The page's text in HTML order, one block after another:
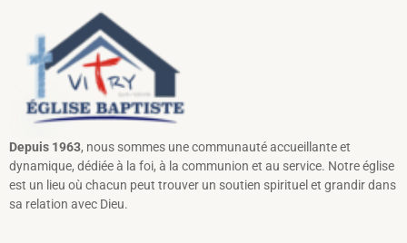
Depuis 1963, nous sommes une communauté accueillante et
dynamique, dédiée à la foi, à la communion et au service. Notre église
est un lieu où chacun peut trouver un soutien spirituel et grandir dans
sa relation avec Dieu.